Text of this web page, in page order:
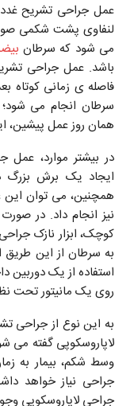
عمل جراحی تشریح
لنفاوی پشت شکمی
می شود که سرطان
باشد. عمل جراحی
فاصله ی زمانی کوتاه
سرطان انجام می
همان روز عمل پیشین،
در بیشتر موارد، عمل
ایجاد یک برش
همچنین، می توان
نیز انجام داد. در
کوچک، ابزار نازک
به سرطان از این طریق
استفاده از یک دوربین
روی یک مانیتور تحت
به این نوع از جراحی
لاپاروسکوپی گفته می
وسط شکم، بیمار به
جراحی نیاز خواهد
جراحی لاپاروسکوپی